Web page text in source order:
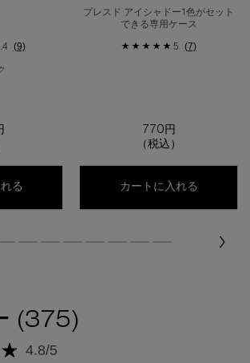
(9)
る カスタム パレット iv
プレスド アイシャドー1色がセット
できる専用ケース
5 (7)
770円
（税込）
カートに入れる
(375)
4.8/5